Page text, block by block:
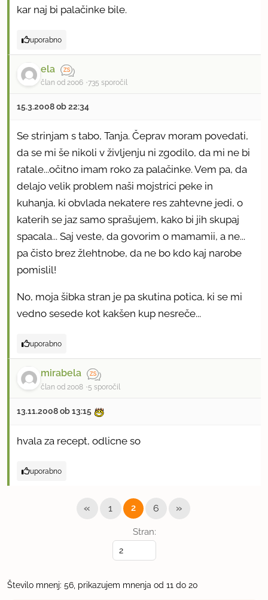
kar naj bi palačinke bile.
uporabno
ela
član od 2006 735 sporočil
15.3.2008 ob 22:34
Se strinjam s tabo, Tanja. Čeprav moram povedati,
da se mi še nikoli v življenju ni zgodilo, da mi ne bi
ratale...očitno imam roko za palačinke. Vem pa, da
delajo velik problem naši mojstrici peke in
kuhanja, ki obvlada nekatere res zahtevne jedi, o
katerih se jaz samo sprašujem, kako bi jih skupaj
spacala... Saj veste, da govorim o mamamii, a ne...
pa čisto brez žlehtnobe, da ne bo kdo kaj narobe
pomislil!
No, moja šibka stran je pa skutina potica, ki se mi
vedno sesede kot kakšen kup nesreče...
uporabno
mirabela
član od 2008 5 sporočil
13.11.2008 ob 13:15
hvala za recept, odlicne so
uporabno
Stran:
« 1 2 6 »
Število mnenj: 56, prikazujem mnenja od 11 do 20